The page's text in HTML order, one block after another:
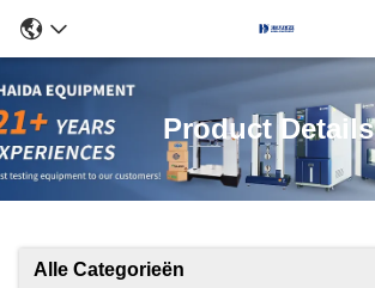
Product Details
Alle Categorieën